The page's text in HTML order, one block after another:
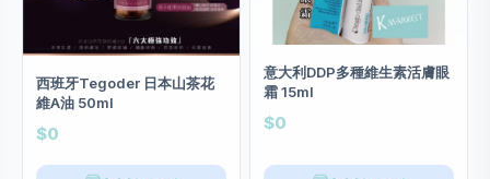
西班牙Tegoder 日本山茶花
維A油 50ml
$0
意大利DDP多種維生素活膚眼
霜 15ml
$0